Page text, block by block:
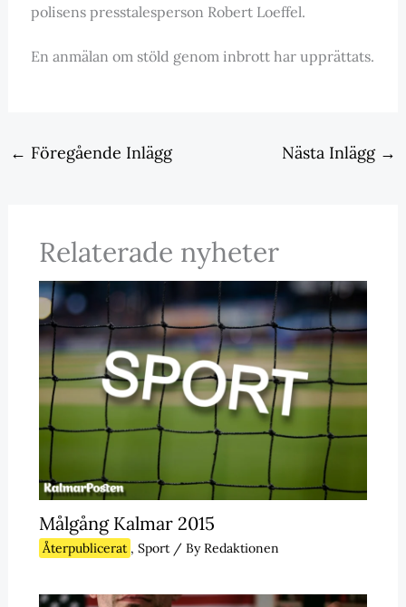
polisens presstalesperson Robert Loeffel.
En anmälan om stöld genom inbrott har upprättats.
← Föregående Inlägg Nästa Inlägg →
Relaterade nyheter
Målgång Kalmar 2015
Återpublicerat , Sport/ ByRedaktionen